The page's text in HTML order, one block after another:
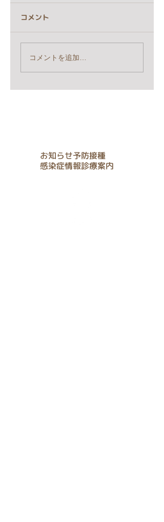
コメント
コメントを追加…
お知らせ予防接種
感染症情報診療案内